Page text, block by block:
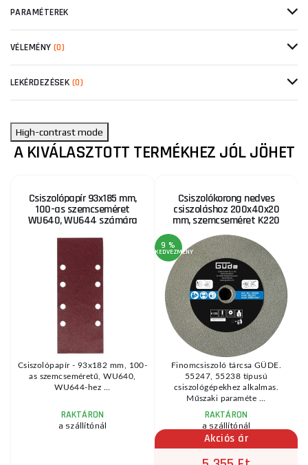
PARAMÉTEREK
VÉLEMÉNY (0)
LEKÉRDEZÉSEK (0)
High-contrast mode
A KIVÁLASZTOTT TERMÉKHEZ JÓL JÖHET
Csiszolópapír 93x185 mm,
100-as szemcseméret
WU640, WU644 számára
Csiszolópapír - 93x182 mm, 100-
as szemcseméretű, WU640,
WU644-hez ...
RAKTÁRON
a szállítónál
Csiszolókorong nedves
csiszoláshoz 200x40x20
mm, szemcseméret K220
9 %
KEDVEZMÉNY
Finomcsiszoló tárcsa GÜDE.
55247, 55238 típusú
csiszológépekhez alkalmas.
Műszaki paraméte ...
RAKTÁRON
a szállítónál
Akciós ár